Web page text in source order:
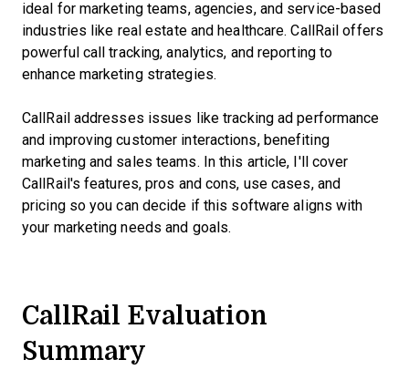
ideal for marketing teams, agencies, and service-based
industries like real estate and healthcare. CallRail offers
powerful call tracking, analytics, and reporting to
enhance marketing strategies.
CallRail addresses issues like tracking ad performance
and improving customer interactions, benefiting
marketing and sales teams. In this article, I'll cover
CallRail's features, pros and cons, use cases, and
pricing so you can decide if this software aligns with
your marketing needs and goals.
CallRail Evaluation
Summary